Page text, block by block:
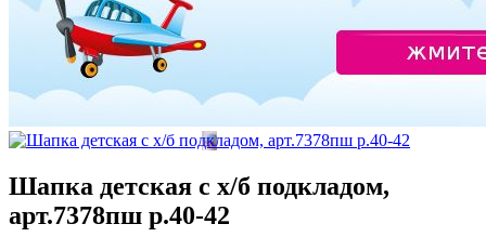
Шапка детская с х/б подкладом,
арт.7378пш р.40-42